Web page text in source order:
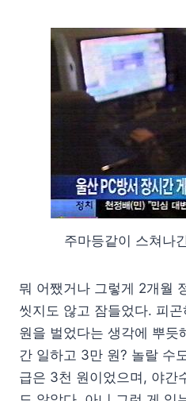
주마등같이 스쳐나
뭐 어쨌거나 그렇게 2개월
씻지도 않고 잠들었다. 피
원을 벌었다는 생각에 뿌듯
간 일하고 3만 원? 놀랄 수
급은 3천 원이었으며, 야간